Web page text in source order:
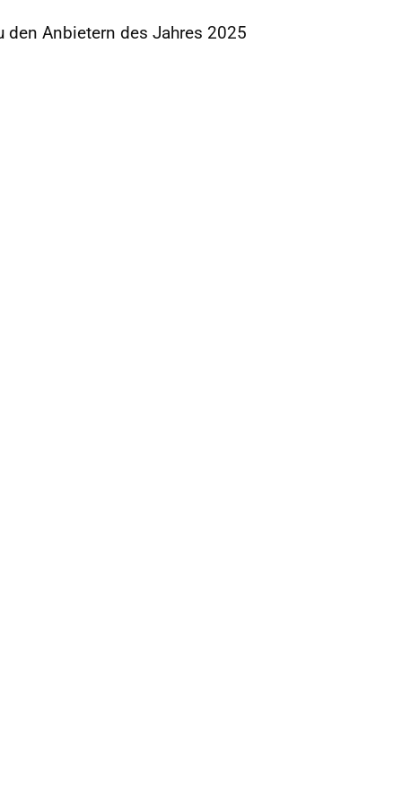
den Anbietern des Jahres 2025